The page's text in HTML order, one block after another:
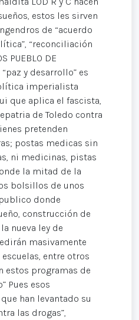
estos les sirven
de “acuerdo
“reconciliación
PUEBLO DE
“paz y desarrollo” es
imperialista
que aplica el fascista,
de Toledo contra
pretenden
postas medicas sin
ni medicinas, pistas
la mitad de la
bolsillos de unos
donde
construcción de
nueva ley de
masivamente
entre otros
estos programas de
Pues esos
han levantado su
las drogas”,